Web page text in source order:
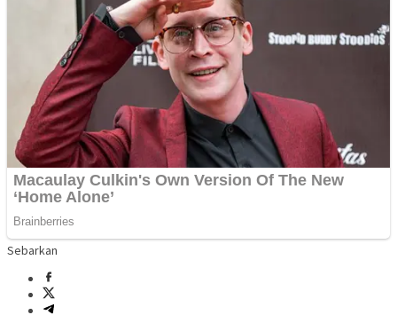
Sebarkan